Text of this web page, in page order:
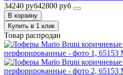
34240 руб42800 руб
В корзину
Купить в 1 клик
Товар распродан